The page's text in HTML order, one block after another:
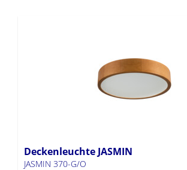
Deckenleuchte JASMIN
JASMIN 370-G/O